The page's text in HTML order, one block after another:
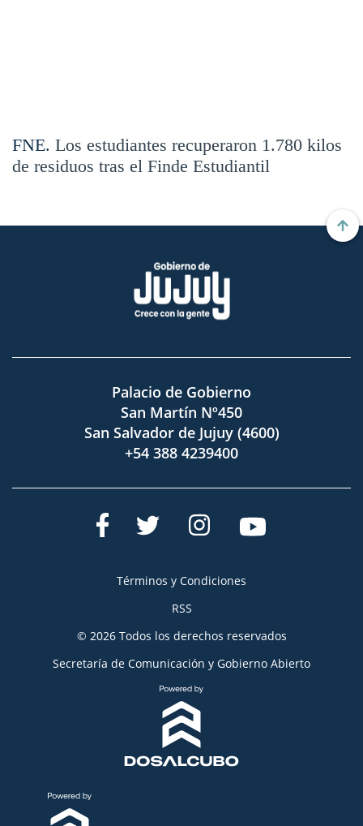
FNE. Los estudiantes recuperaron 1.780 kilos
de residuos tras el Finde Estudiantil
Palacio de Gobierno
San Martín Nº450
San Salvador de Jujuy (4600)
+54 388 4239400
Términos y Condiciones
RSS
© 2026 Todos los derechos reservados
Secretaría de Comunicación y Gobierno Abierto